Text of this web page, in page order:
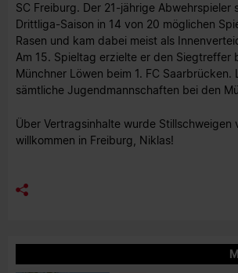
SC Freiburg. Der 21-jährige Abwehrspieler
Drittliga-Saison in 14 von 20 möglichen
Rasen und kam dabei meist als
Am 15. Spieltag erzielte er den Siegtreffer
Münchner Löwen beim 1. FC Saarbrücken.
sämtliche Jugendmannschaften bei den
Über Vertragsinhalte wurde Stillschweigen
willkommen in Freiburg, Niklas!